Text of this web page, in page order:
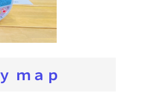
ｍａｐ